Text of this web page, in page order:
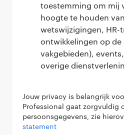
toestemming om mij
hoogte te houden
wetswijzigingen, HR-
ontwikkelingen op de
vakgebieden),
overige
Jouw privacy is belangrijk
Professional gaat zorgvuldig
persoonsgegevens, zie
statement